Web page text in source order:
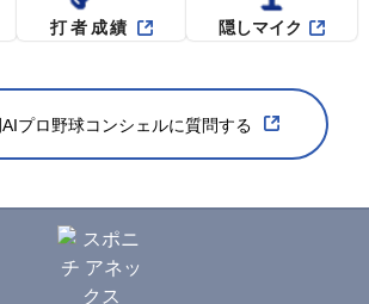
打者成績 隠しマイク
プロ野球コンシェルに質問する